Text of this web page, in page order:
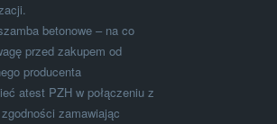
betonowe – na co
przed zakupem od
producenta
atest PZH w połączeniu z
zamawiając